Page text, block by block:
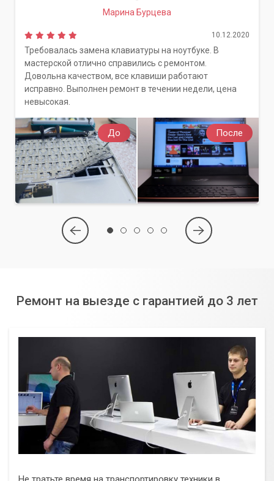
До После
Марина Бурцева
10.12.2020
Требовалась замена клавиатуры на ноутбуке. В
мастерской отлично справились с ремонтом.
Довольна качеством, все клавиши работают
исправно. Выполнен ремонт в течении недели, цена
невысокая.
Ремонт на выезде с гарантией до 3 лет